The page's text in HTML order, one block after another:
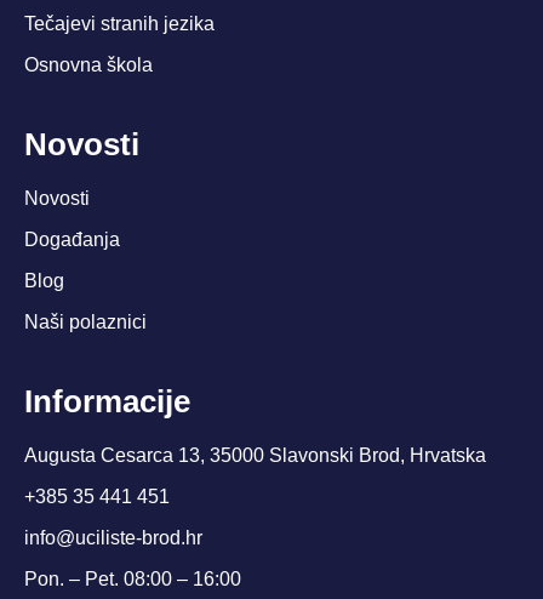
Tečajevi stranih jezika
Osnovna škola
Novosti
Novosti
Događanja
Blog
Naši polaznici
Informacije
Augusta Cesarca 13, 35000 Slavonski Brod, Hrvatska
+385 35 441 451
info@uciliste-brod.hr
Pon. – Pet. 08:00 – 16:00